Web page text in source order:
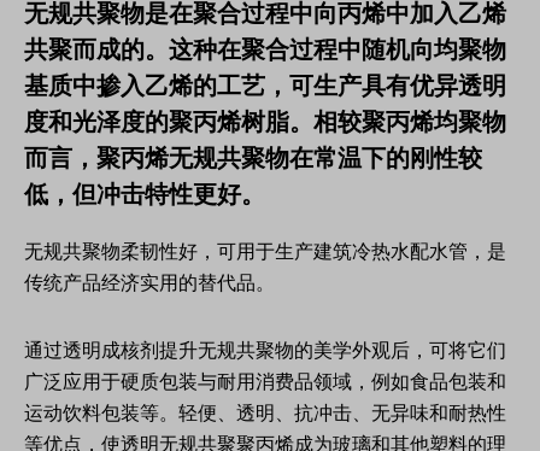
无规共聚物是在聚合过程中向丙烯中加入乙烯
共聚而成的。这种在聚合过程中随机向均聚物
基质中掺入乙烯的工艺，可生产具有优异透明
度和光泽度的聚丙烯树脂。相较聚丙烯均聚物
而言，聚丙烯无规共聚物在常温下的刚性较
低，但冲击特性更好。
无规共聚物柔韧性好，可用于生产建筑冷热水配水管，是
传统产品经济实用的替代品。
通过透明成核剂提升无规共聚物的美学外观后，可将它们
广泛应用于硬质包装与耐用消费品领域，例如食品包装和
运动饮料包装等。轻便、透明、抗冲击、无异味和耐热性
等优点，使透明无规共聚聚丙烯成为玻璃和其他塑料的理